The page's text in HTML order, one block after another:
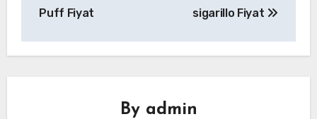
Puff Fiyat
sigarillo Fiyat
By admin